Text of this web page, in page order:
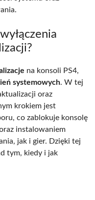
na konsoli PS4,
systemowych. W tej
oraz
krokiem jest
co zablokuje konsolę
instalowaniem
jak i gier. Dzięki tej
tym, kiedy i jak